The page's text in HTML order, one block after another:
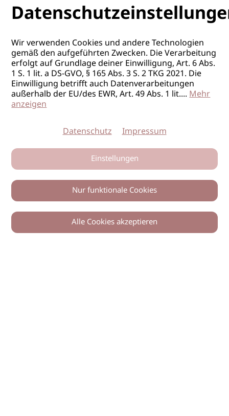
Wir verwenden Cookies und andere Technologien
gemäß den aufgeführten Zwecken. Die Verarbeitung
erfolgt auf Grundlage deiner Einwilligung, Art. 6 Abs.
1 S. 1 lit. a DS-GVO, § 165 Abs. 3 S. 2 TKG 2021. Die
Einwilligung betrifft auch Datenverarbeitungen
außerhalb der EU/des EWR, Art. 49 Abs. 1 lit....Mehr
anzeigen
Datenschutz Impressum
Einstellungen
Nur funktionale Cookies
Alle Cookies akzeptieren